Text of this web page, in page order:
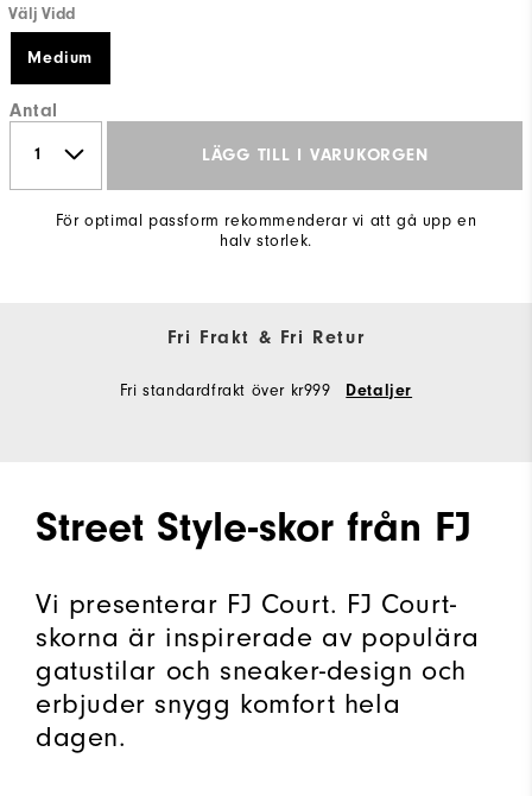
Välj Vidd
Medium
Antal
LÄGG TILL I VARUKORGEN
För optimal passform rekommenderar vi att gå upp en
halv storlek.
Fri Frakt & Fri Retur
Fri standardfrakt över kr999 Detaljer
Street Style-skor från FJ
Vi presenterar FJ Court. FJ Court-
skorna är inspirerade av populära
gatustilar och sneaker-design och
erbjuder snygg komfort hela
dagen.